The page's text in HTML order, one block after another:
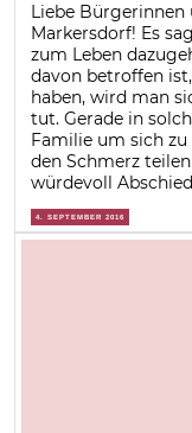
Liebe
Markersdorf! Es
zum Leben
davon betroffen
haben, wird man
tut. Gerade in
Familie um sich
den Schmerz
würdevoll
4. SEPTEMBER 2016